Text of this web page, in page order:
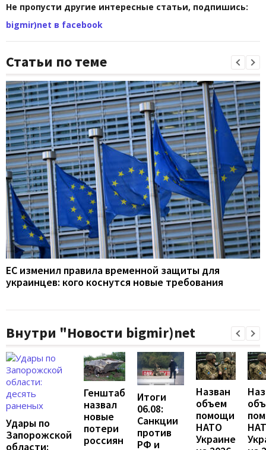
Не пропусти другие интересные статьи, подпишись:
bigmir)net в facebook
Статьи по теме
ЕС изменил правила временной защиты для
украинцев: кого коснутся новые требования
Внутри "Новости bigmir)net
Удары по
Запорожской
области:
Генштаб
назвал
новые
потери
россиян
Итоги
06.08:
Санкции
против
РФ и
Назван
объем
помощи
НАТО
Украине